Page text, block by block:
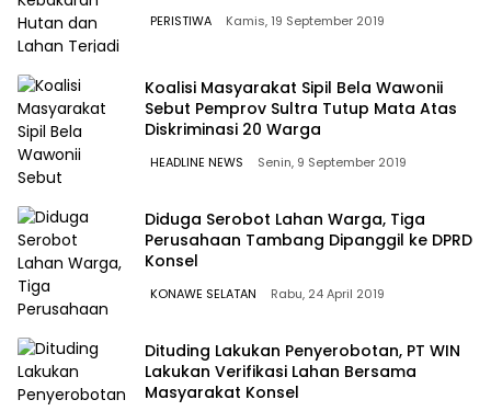
PERISTIWA Kamis, 19 September 2019
Koalisi Masyarakat Sipil Bela Wawonii
Sebut Pemprov Sultra Tutup Mata Atas
Diskriminasi 20 Warga
HEADLINE NEWS Senin, 9 September 2019
Diduga Serobot Lahan Warga, Tiga
Perusahaan Tambang Dipanggil ke DPRD
Konsel
KONAWE SELATAN Rabu, 24 April 2019
Dituding Lakukan Penyerobotan, PT WIN
Lakukan Verifikasi Lahan Bersama
Masyarakat Konsel